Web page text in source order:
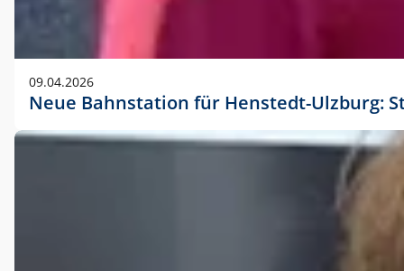
09.04.2026
Neue Bahnstation für Henstedt-Ulzburg: